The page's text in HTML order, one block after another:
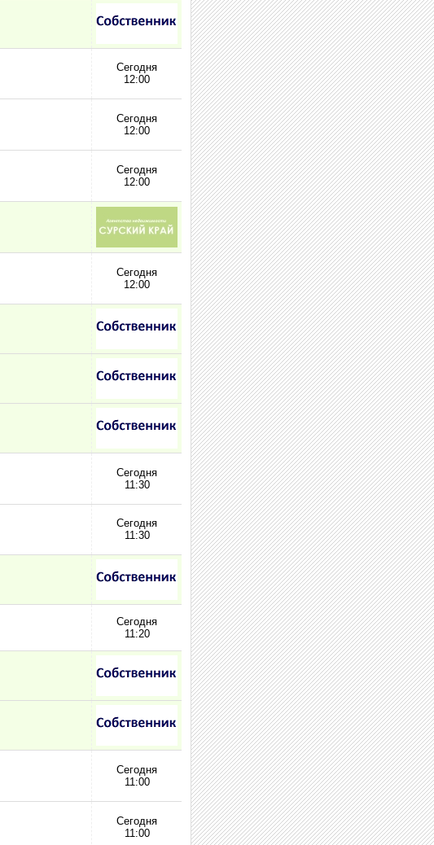
Сегодня
12:00
Сегодня
12:00
Сегодня
12:00
Сегодня
12:00
Сегодня
11:30
Сегодня
11:30
Сегодня
11:20
Сегодня
11:00
Сегодня
11:00